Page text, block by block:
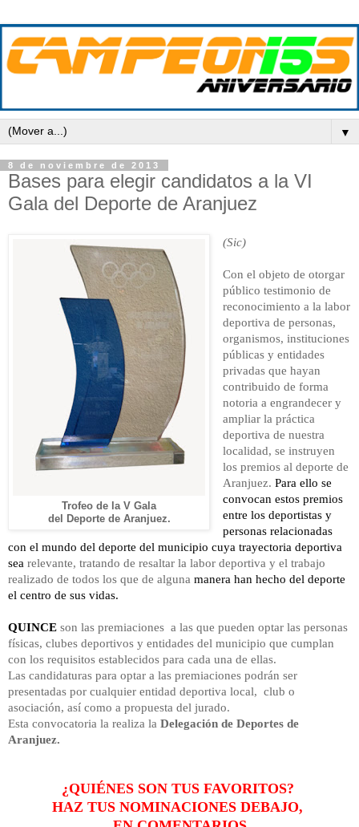
▼
8 de noviembre de 2013
Bases para elegir candidatos a la VI
Gala del Deporte de Aranjuez
Trofeo de la V Gala
del Deporte de Aranjuez.
(Sic)
Con el objeto de otorgar
público testimonio de
reconocimiento a la labor
deportiva de personas,
organismos, instituciones
públicas y entidades
privadas que hayan
contribuido de forma
notoria a engrandecer y
ampliar la práctica
deportiva de nuestra
localidad, se instruyen
los premios al deporte de
Aranjuez. Para ello se
convocan estos premios
entre los deportistas y
personas relacionadas
con el mundo del deporte del municipio cuya trayectoria deportiva
sea relevante, tratando de resaltar la labor deportiva y el trabajo
realizado de todos los que de alguna manera han hecho del deporte
el centro de sus vidas.
QUINCE son las premiaciones a las que pueden optar las personas
físicas, clubes deportivos y entidades del municipio que cumplan
con los requisitos establecidos para cada una de ellas.
Las candidaturas para optar a las premiaciones podrán ser
presentadas por cualquier entidad deportiva local, club o
asociación, así como a propuesta del jurado.
Esta convocatoria la realiza la Delegación de Deportes de
Aranjuez.
¿QUIÉNES SON TUS FAVORITOS?
HAZ TUS NOMINACIONES DEBAJO,